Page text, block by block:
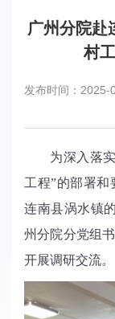
广州分院赴
村
发布时间：2025-
为深入落
工程”的部署
连南县涡水镇
州分院分党组
开展调研交流。